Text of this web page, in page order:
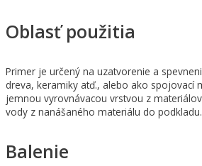
Oblasť použitia
Primer je určený na uzatvorenie a
dreva, keramiky atď., alebo ako spojovací
jemnou vyrovnávacou vrstvou z
vody z nanášaného materiálu do podkladu.
Balenie